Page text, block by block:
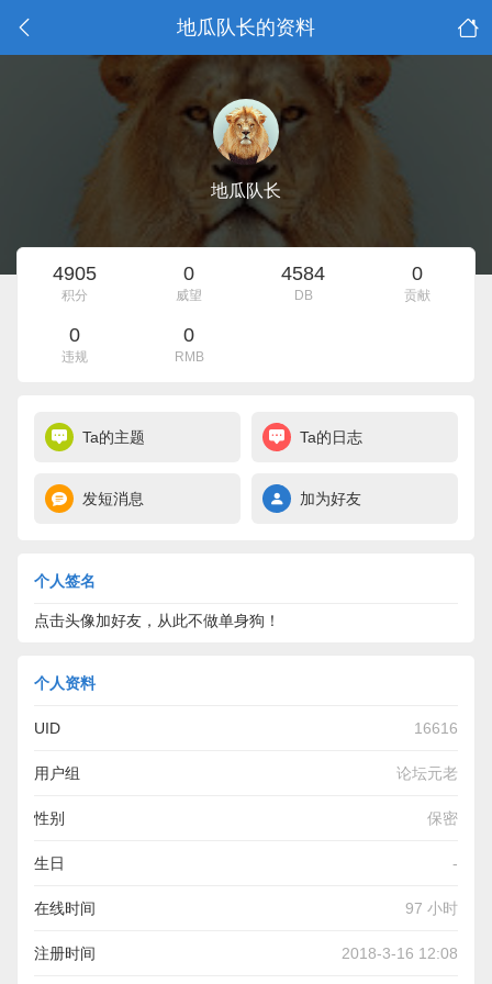
地瓜队长的资料
地瓜队长
4905
积分
0
威望
4584
DB
0
贡献
0
违规
0
RMB
Ta的主题 Ta的日志
发短消息 加为好友
个人签名
点击头像加好友，从此不做单身狗！
个人资料
UID 16616
用户组 论坛元老
性别 保密
生日 -
在线时间 97 小时
注册时间 2018-3-16 12:08